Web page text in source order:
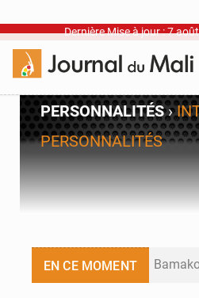
Dernière Mise à jour : 7
PERSONNALITÉS›
PERSONNALITÉS
EN CE MOMENT